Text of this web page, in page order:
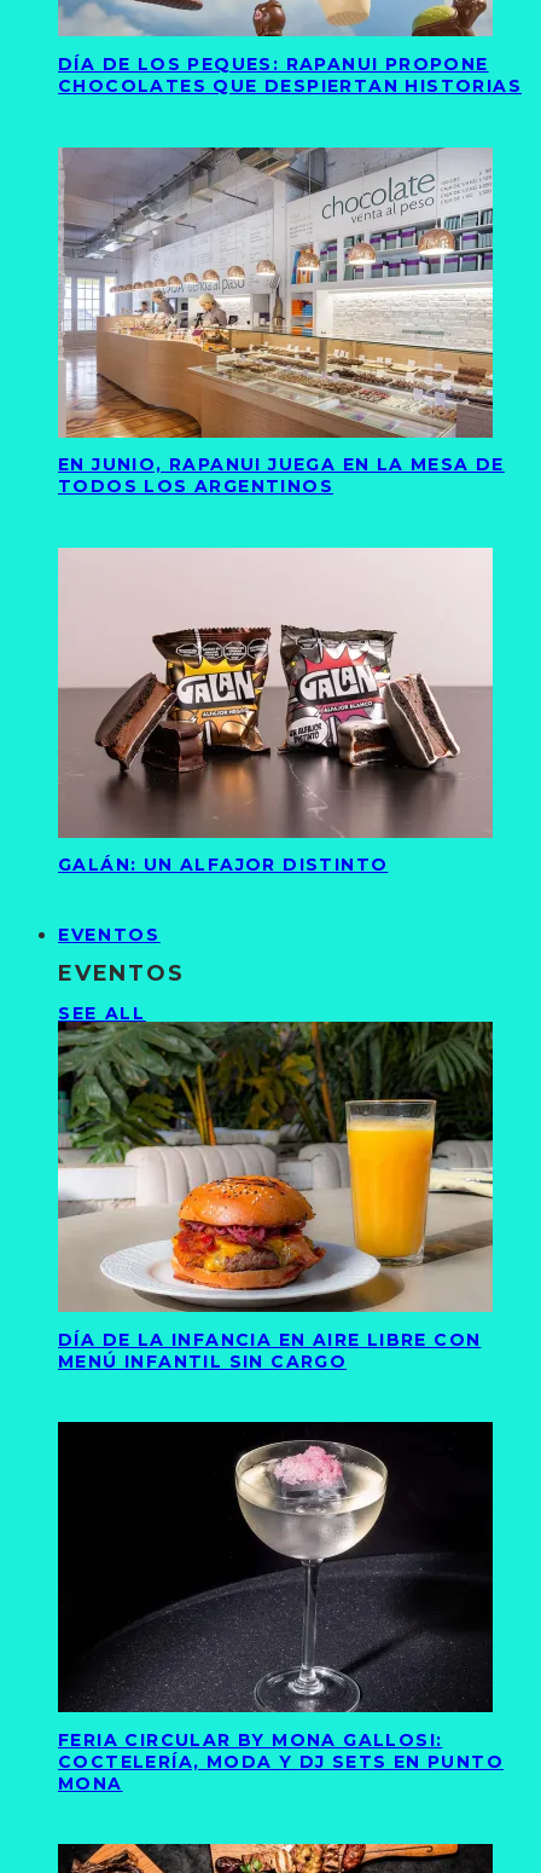
DÍA DE LOS PEQUES: RAPANUI PROPONE
CHOCOLATES QUE DESPIERTAN HISTORIAS
EN JUNIO, RAPANUI JUEGA EN LA MESA DE
TODOS LOS ARGENTINOS
GALÁN: UN ALFAJOR DISTINTO
EVENTOS
EVENTOS
SEE ALL
DÍA DE LA INFANCIA EN AIRE LIBRE CON
MENÚ INFANTIL SIN CARGO
FERIA CIRCULAR BY MONA GALLOSI:
COCTELERÍA, MODA Y DJ SETS EN PUNTO
MONA